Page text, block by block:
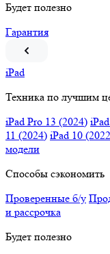
Будет полезно
Гарантия
iPad
Техника по лучшим
iPad Pro 13 (2024)
11 (2024) iPad 10
модели
Способы сэкономить
Проверенные б/у
и рассрочка
Будет полезно